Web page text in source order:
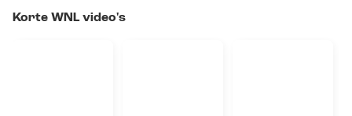
Korte WNL video's